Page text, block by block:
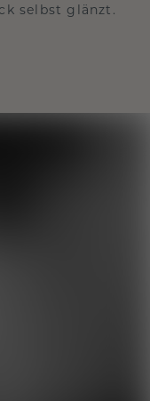
selbst glänzt.